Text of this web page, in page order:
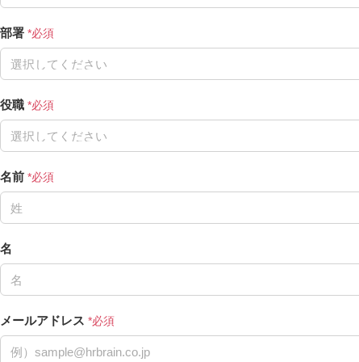
部署
役職
名前
名
メールアドレス